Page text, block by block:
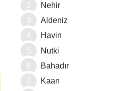
Nehir
Aldeniz
Havin
Nutki
Bahadır
Kaan